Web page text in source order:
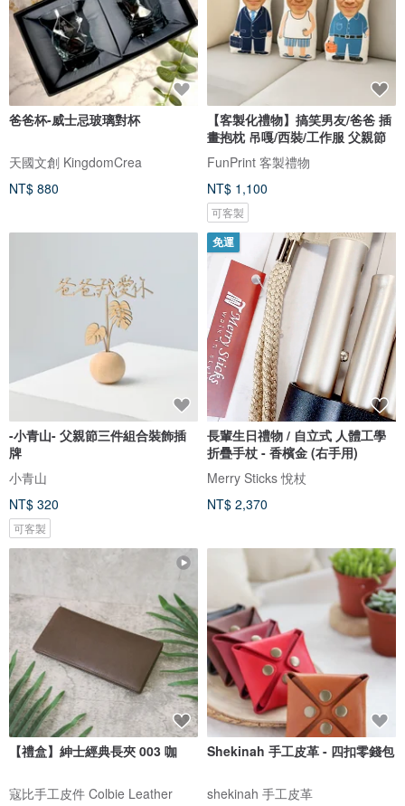
爸爸杯-威士忌玻璃對杯
天國文創 KingdomCrea
NT$ 880
【客製化禮物】搞笑男友/爸爸 插
畫抱枕 吊嘎/西裝/工作服 父親節
FunPrint 客製禮物
NT$ 1,100
可客製
-小青山- 父親節三件組合裝飾插
牌
小青山
NT$ 320
可客製
免運
長輩生日禮物 / 自立式 人體工學
折疊手杖 - 香檳金 (右手用)
Merry Sticks 悅杖
NT$ 2,370
【禮盒】紳士經典長夾 003 咖
寇比手工皮件 Colbie Leather
Shekinah 手工皮革 - 四扣零錢包
shekinah 手工皮革